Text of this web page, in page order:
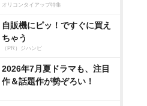
オリコンタイアップ特集
自販機にピッ！ですぐに買え
ちゃう
（PR）ジハンピ
2026年7月夏ドラマも、注目
作＆話題作が勢ぞろい！